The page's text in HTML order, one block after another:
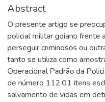
Abstract
O presente artigo se
policial militar goiano frente
perseguir criminosos ou
tanto se utiliza como
Operacional Padrão da
de número 112.01 itens
salvamento de vidas em